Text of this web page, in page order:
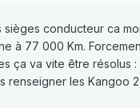
conducteur ca
à 77 000 Km.
ça va vite être résolus :
renseigner les Kangoo